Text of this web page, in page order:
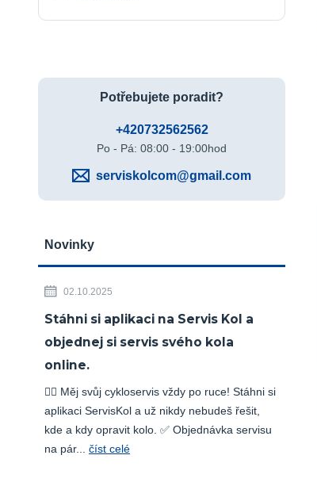
Potřebujete poradit?
+420732562562
Po - Pá: 08:00 - 19:00hod
serviskolcom@gmail.com
Novinky
02.10.2025
Stáhni si aplikaci na Servis Kol a
objednej si servis svého kola
online.
🚴‍♂️ Měj svůj cykloservis vždy po ruce! Stáhni si
aplikaci ServisKol a už nikdy nebudeš řešit,
kde a kdy opravit kolo. ✅ Objednávka servisu
na pár... číst celé